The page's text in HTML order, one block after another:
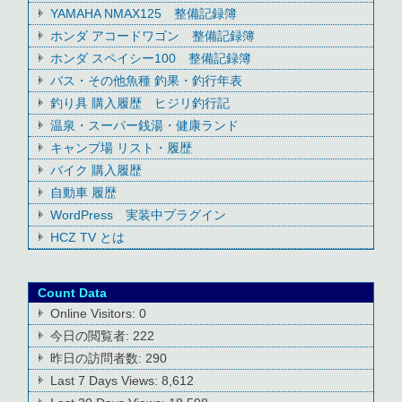
YAMAHA NMAX125 整備記録簿
ホンダ アコードワゴン 整備記録簿
ホンダ スペイシー100 整備記録簿
バス・その他魚種 釣果・釣行年表
釣り具 購入履歴 ヒジリ釣行記
温泉・スーパー銭湯・健康ランド
キャンプ場 リスト・履歴
バイク 購入履歴
自動車 履歴
WordPress 実装中プラグイン
HCZ TV とは
Count Data
Online Visitors:0
今日の閲覧者:222
昨日の訪問者数:290
Last 7 Days Views:8,612